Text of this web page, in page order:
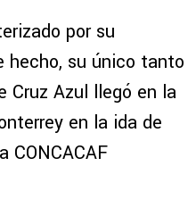
por su
hecho, su único tanto
Cruz Azul llegó en la
en la ida de
CONCACAF